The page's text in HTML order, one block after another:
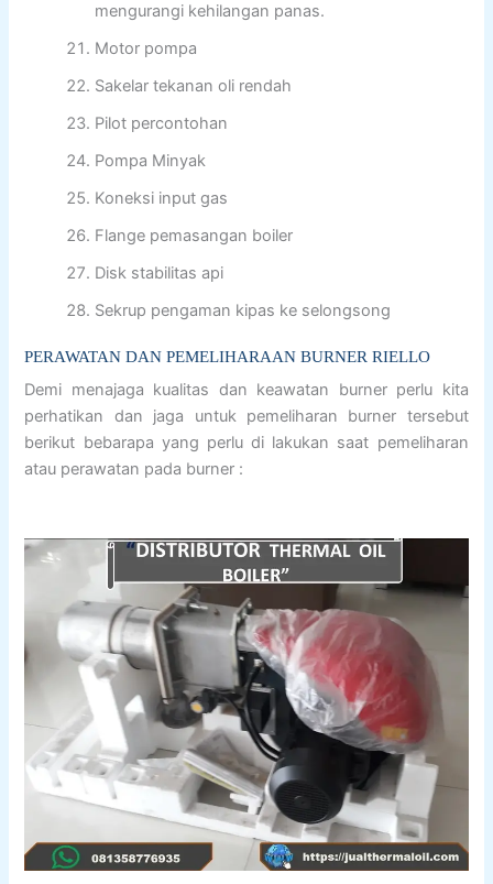
mengurangi kehilangan panas.
Motor pompa
Sakelar tekanan oli rendah
Pilot percontohan
Pompa Minyak
Koneksi input gas
Flange pemasangan boiler
Disk stabilitas api
Sekrup pengaman kipas ke selongsong
PERAWATAN DAN PEMELIHARAAN BURNER RIELLO
Demi menajaga kualitas dan keawatan burner perlu kita
perhatikan dan jaga untuk pemeliharan burner tersebut
berikut bebarapa yang perlu di lakukan saat pemeliharan
atau perawatan pada burner :